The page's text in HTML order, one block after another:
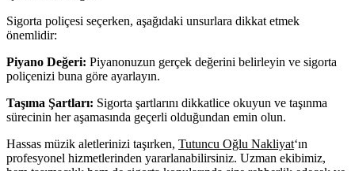
Sigorta poliçesi seçerken, aşağıdaki unsurlara dikkat etmek
önemlidir:
Piyano Değeri: Piyanonuzun gerçek değerini belirleyin ve sigorta
poliçenizi buna göre ayarlayın.
Taşıma Şartları: Sigorta şartlarını dikkatlice okuyun ve taşınma
sürecinin her aşamasında geçerli olduğundan emin olun.
Hassas müzik aletlerinizi taşırken, Tutuncu Oğlu Nakliyat‘ın
profesyonel hizmetlerinden yararlanabilirsiniz. Uzman ekibimiz,